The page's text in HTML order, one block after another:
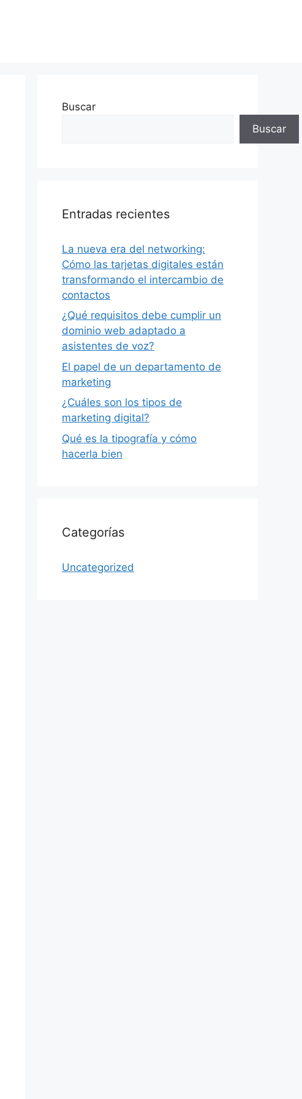
Buscar
Buscar
Entradas recientes
La nueva era del networking:
Cómo las tarjetas digitales están
transformando el intercambio de
contactos
¿Qué requisitos debe cumplir un
dominio web adaptado a
asistentes de voz?
El papel de un departamento de
marketing
¿Cuáles son los tipos de
marketing digital?
Qué es la tipografía y cómo
hacerla bien
Categorías
Uncategorized